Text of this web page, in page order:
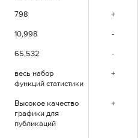
798 +
10,998 -
65,532 -
весь набор
функций статистики
+
Высокое качество
графики для
публикаций
+